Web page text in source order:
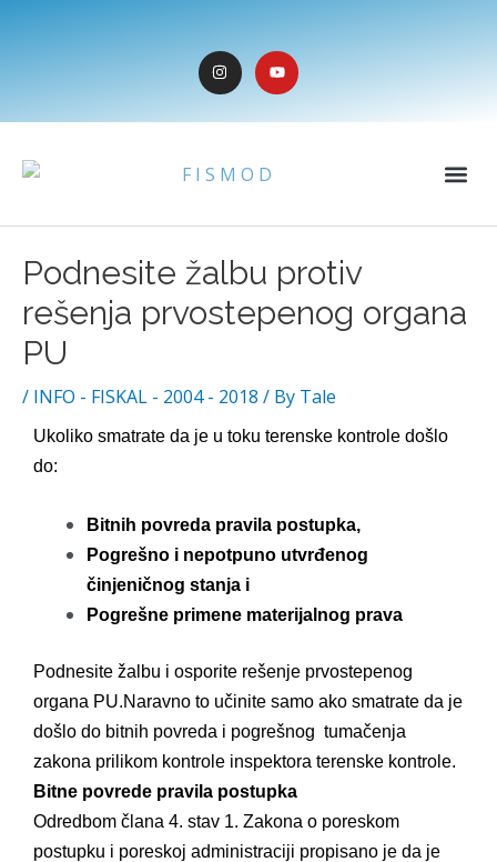
I
n
s
a
a
m
Y
o
u
u
Podnesite žalbu protiv
rešenja prvostepenog organa
PU
/ INFO - FISKAL - 2004 - 2018 / By Tale
Ukoliko smatrate da je u toku terenske kontrole došlo
do:
Bitnih povreda pravila postupka,
Pogrešno i nepotpuno utvrđenog
činjeničnog stanja i
Pogrešne primene materijalnog prava
Podnesite žalbu i osporite rešenje prvostepenog
organa PU.Naravno to učinite samo ako smatrate da je
došlo do bitnih povreda i pogrešnog tumačenja
zakona prilikom kontrole inspektora terenske kontrole.
Bitne povrede pravila postupka
Odredbom člana 4. stav 1. Zakona o poreskom
postupku i poreskoj administraciji propisano je da je
navigation